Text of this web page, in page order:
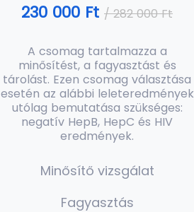
230 000 Ft / 282 000 Ft
A csomag tartalmazza a
minősítést, a fagyasztást és
tárolást. Ezen csomag választása
esetén az alábbi leleteredmények
utólag bemutatása szükséges:
negatív HepB, HepC és HIV
eredmények.
Minősítő vizsgálat
Fagyasztás